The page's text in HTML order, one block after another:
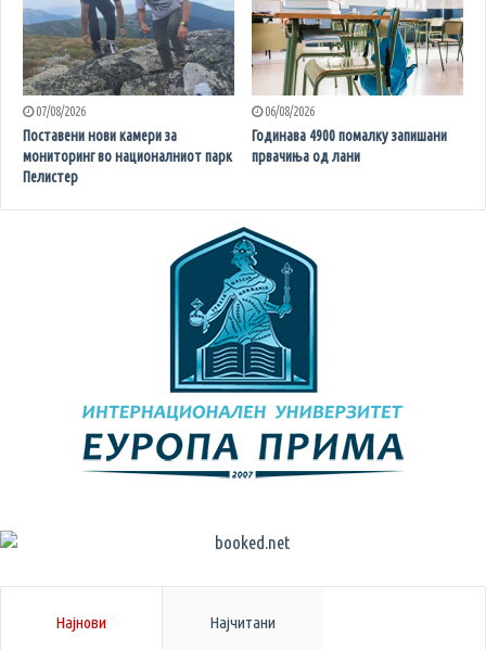
07/08/2026
Поставени нови камери за
мониторинг во националниот парк
Пелистер
06/08/2026
Годинава 4900 помалку запишани
првачиња од лани
Најнови Најчитани